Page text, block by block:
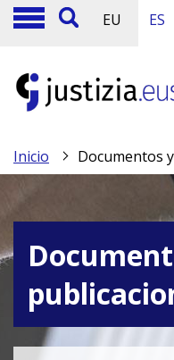
EU ES
Inicio Documentos